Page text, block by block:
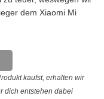
dem Xiaomi Mi
kaufst, erhalten wir
dich entstehen dabei